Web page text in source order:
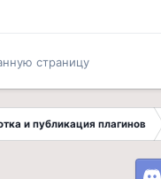
страницу
и публикация плагинов